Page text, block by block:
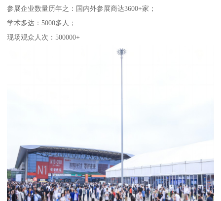
参展企业数量历年之：国内外参展商达3600+家；
学术多达：5000多人；
现场观众人次：500000+